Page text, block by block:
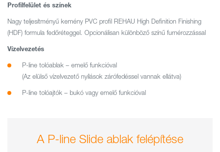
Profilfelület és színek
Nagy teljesítményű kemény PVC profil REHAU High Definition Finishing
(HDF) formula fedőréteggel. Opcionálisan különböző színű furnérozzással
Vízelvezetés
P-line tolóablak – emelő funkcióval
(Az elülső vízelvezető nyílások zárófedéssel vannak ellátva)
P-line tolóajtók – bukó vagy emelő funkcióval
A P-line Slide ablak felépítése